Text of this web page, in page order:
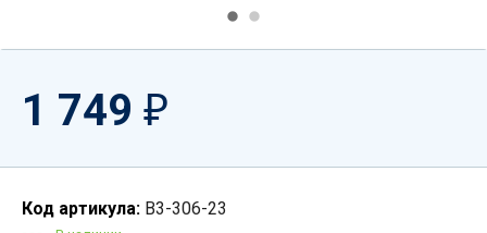
1 749 ₽
Код артикула: B3-306-23